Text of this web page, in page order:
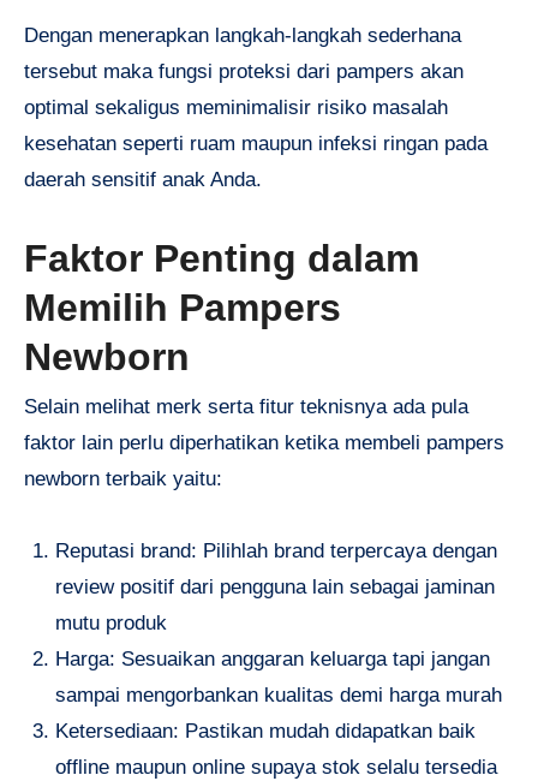
Dengan menerapkan langkah-langkah sederhana
tersebut maka fungsi proteksi dari pampers akan
optimal sekaligus meminimalisir risiko masalah
kesehatan seperti ruam maupun infeksi ringan pada
daerah sensitif anak Anda.
Faktor Penting dalam
Memilih Pampers
Newborn
Selain melihat merk serta fitur teknisnya ada pula
faktor lain perlu diperhatikan ketika membeli pampers
newborn terbaik yaitu:
Reputasi brand: Pilihlah brand terpercaya dengan
review positif dari pengguna lain sebagai jaminan
mutu produk
Harga: Sesuaikan anggaran keluarga tapi jangan
sampai mengorbankan kualitas demi harga murah
Ketersediaan: Pastikan mudah didapatkan baik
offline maupun online supaya stok selalu tersedia